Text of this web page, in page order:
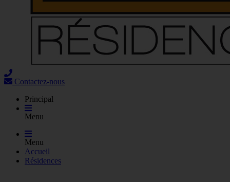
Contactez-nous
Principal
Menu
Menu
Accueil
Résidences